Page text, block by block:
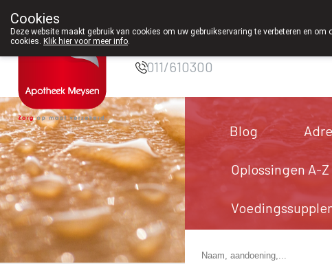
Apotheek Meysen
011/610300
Blog
Oplossingen A-Z
Cookies
Deze website maakt gebruik van cookies om uw gebruikservaring te verbeteren en
cookies. Klik hier voor meer info.